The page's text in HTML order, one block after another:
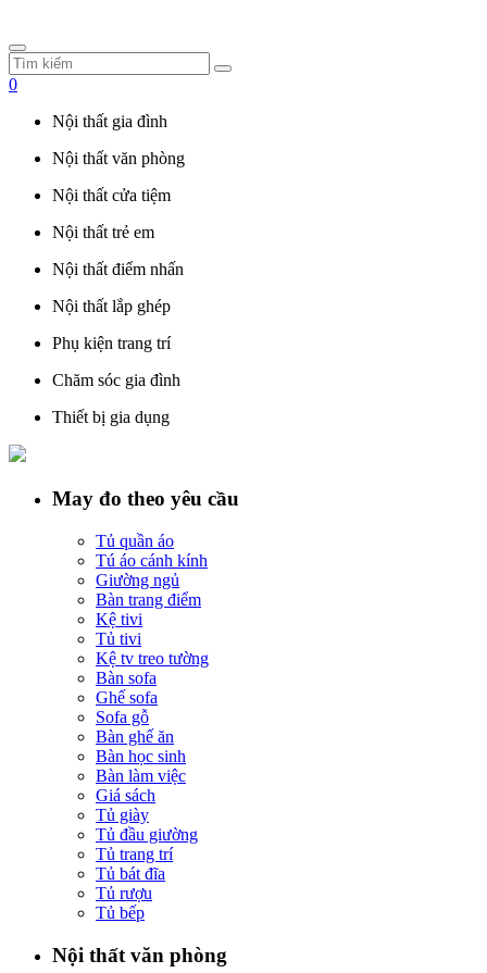
0
Nội thất gia đình
Nội thất văn phòng
Nội thất cửa tiệm
Nội thất trẻ em
Nội thất điểm nhấn
Nội thất lắp ghép
Phụ kiện trang trí
Chăm sóc gia đình
Thiết bị gia dụng
May đo theo yêu cầu
Tủ quần áo
Tú áo cánh kính
Giường ngủ
Bàn trang điểm
Kệ tivi
Tủ tivi
Kệ tv treo tường
Bàn sofa
Ghế sofa
Sofa gỗ
Bàn ghế ăn
Bàn học sinh
Bàn làm việc
Giá sách
Tủ giày
Tủ đầu giường
Tủ trang trí
Tủ bát đĩa
Tủ rượu
Tủ bếp
Nội thất văn phòng